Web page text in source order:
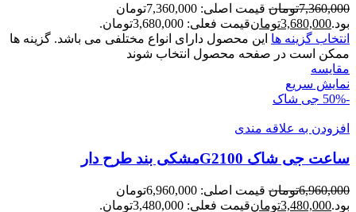
7,360,000تومان
قیمت اصلی: 7,360,000تومان
بود.3,680,000تومانقیمت فعلی: 3,680,000تومان.
انتخاب گزینه ها این محصول دارای انواع مختلفی می باشد. گزینه ها
ممکن است در صفحه محصول انتخاب شوند
مقايسه
نمایش سریع
-50%
جی شاک
افزودن به علاقه مندی
ساعت جی شاک G2100مشکی بند طرح دار
6,960,000تومان
قیمت اصلی: 6,960,000تومان
بود.3,480,000تومانقیمت فعلی: 3,480,000تومان.